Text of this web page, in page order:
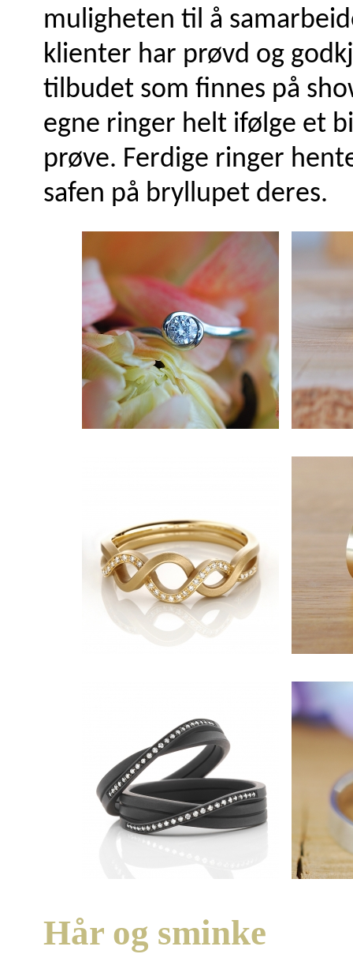
muligheten til å
klienter har prøvd og
tilbudet som finnes på
egne ringer helt ifølge et
prøve. Ferdige ringer
safen på bryllupet deres.
Hår og sminke